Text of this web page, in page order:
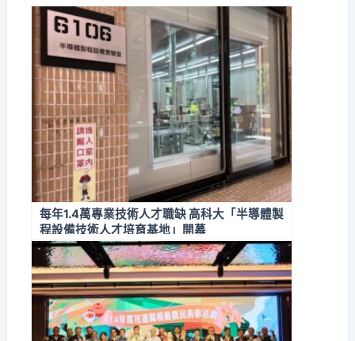
每年1.4萬專業技術人才職缺 高科大「半導體製
程設備技術人才培育基地」開幕